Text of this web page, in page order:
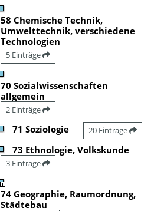
58 Chemische Technik,
Umwelttechnik, verschiedene
Technologien
5 Einträge
70 Sozialwissenschaften
allgemein
2 Einträge
71 Soziologie 20 Einträge
73 Ethnologie, Volkskunde
3 Einträge
74 Geographie, Raumordnung,
Städtebau